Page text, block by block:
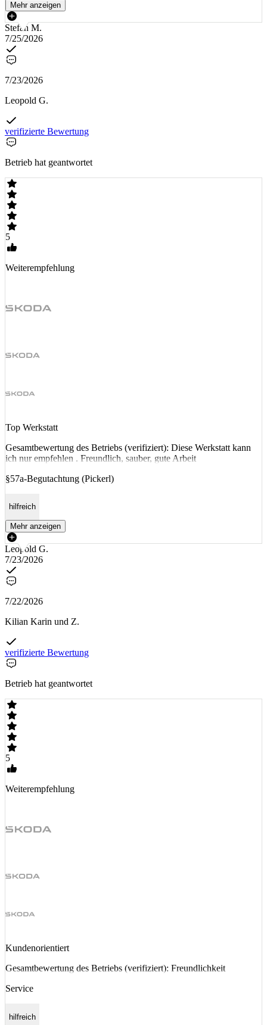
Mehr anzeigen
Stefan M.
7/25/2026
7/23/2026
Leopold G.
verifizierte Bewertung
Betrieb hat geantwortet
5
Weiterempfehlung
Top Werkstatt
Gesamtbewertung des Betriebs (verifiziert): Diese Werkstatt kann
ich nur empfehlen . Freundlich, sauber, gute Arbeit
§57a-Begutachtung (Pickerl)
hilfreich
Mehr anzeigen
Leopold G.
7/23/2026
7/22/2026
Kilian Karin und Z.
verifizierte Bewertung
Betrieb hat geantwortet
5
Weiterempfehlung
Kundenorientiert
Gesamtbewertung des Betriebs (verifiziert): Freundlichkeit
Service
hilfreich